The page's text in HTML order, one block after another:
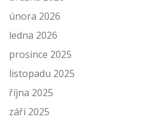
února 2026
ledna 2026
prosince 2025
listopadu 2025
října 2025
září 2025